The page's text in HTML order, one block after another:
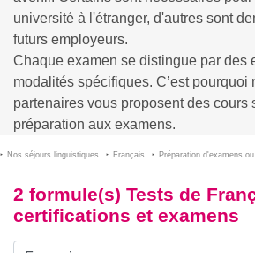
université à l'étranger, d'autres sont
futurs employeurs.
Chaque examen se distingue par des
modalités spécifiques. C’est pourquoi
partenaires vous proposent des cours
préparation aux examens.
Nos séjours linguistiques Français Préparation d'examens
2 formule(s) Tests de
certifications et examens